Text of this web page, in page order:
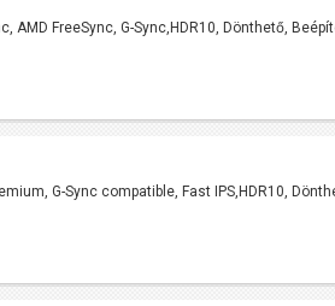
AMD FreeSync, G-Sync,HDR10, Dönthető,
G-Sync compatible, Fast IPS,HDR10,